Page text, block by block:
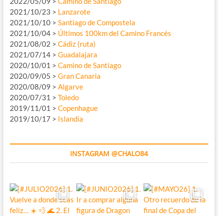
2021/10/23 > Lanzarote
2021/10/10 > Santiago de Compostela
2021/10/04 > Últimos 100km del Camino Francés
2021/08/02 > Cádiz (ruta)
2021/07/14 > Guadalajara
2020/10/01 > Camino de Santiago
2020/09/05 > Gran Canaria
2020/08/09 > Algarve
2020/07/31 > Toledo
2019/11/01 > Copenhague
2019/10/17 > Islandia
INSTAGRAM @CHALO84